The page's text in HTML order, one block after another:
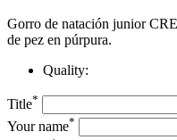
Gorro de natación junior
de pez en púrpura.
Quality:
Title*
Your name*